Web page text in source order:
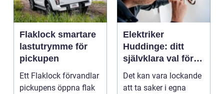
Flaklock smartare
lastutrymme för
pickupen
Ett Flaklock förvandlar
pickupens öppna flak
Elektriker
Huddinge: ditt
självklara val för
säker elinstallation
Det kan vara lockande
att ta saker i egna